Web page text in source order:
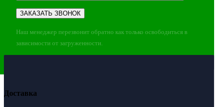
Наш менеджер перезвонит обратно как только освободиться в
зависимости от загруженности.
Доставка